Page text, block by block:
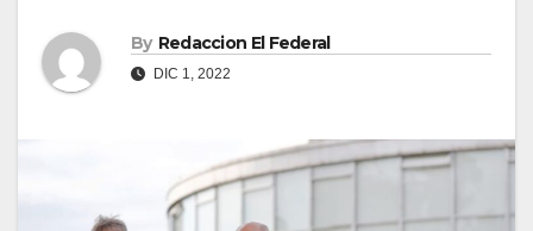
By Redaccion El Federal
DIC 1, 2022